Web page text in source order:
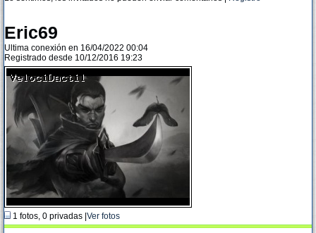
Eric69
Ultima conexión en 16/04/2022 00:04
Registrado desde 10/12/2016 19:23
1 fotos, 0 privadas | Ver fotos